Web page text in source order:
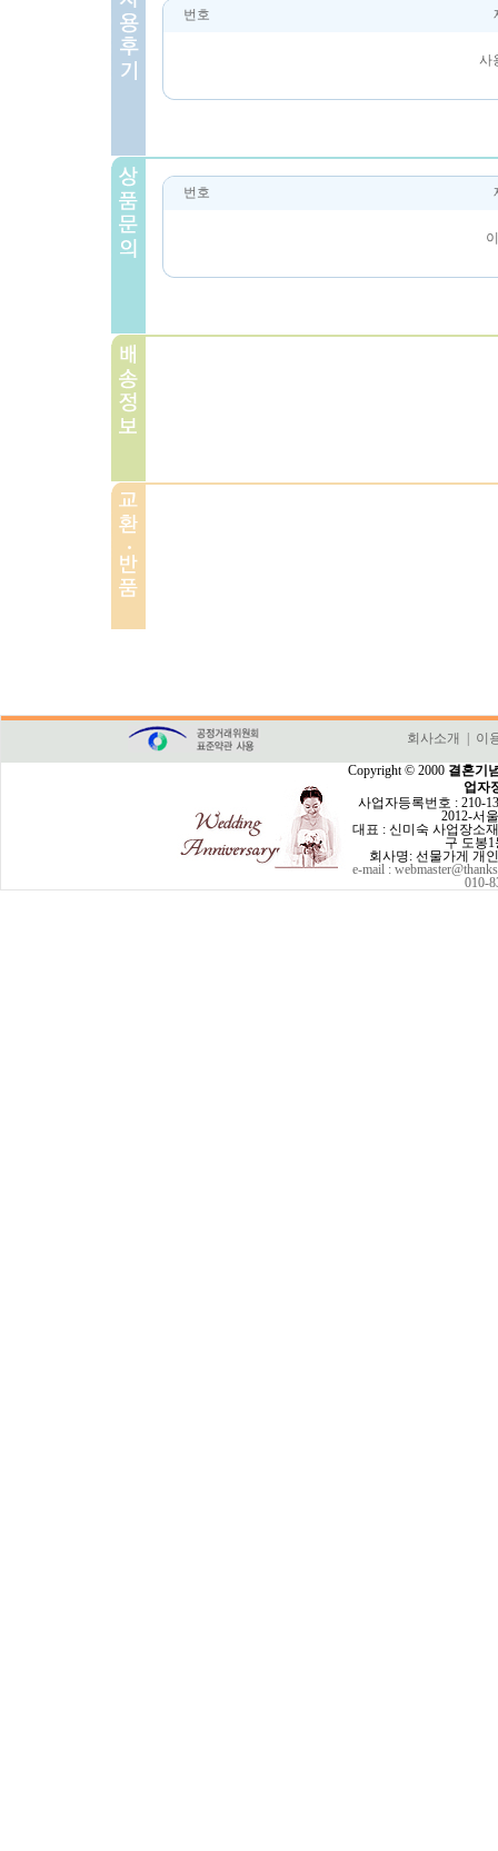
번호
사
번호
회사소개 이
Copyright © 2000 결혼기
업자
사업자등록번호 : 210-
2012-서
대표 : 신미숙 사업장소
구 도봉1
회사명: 선물가게 개
e-mail :
010-